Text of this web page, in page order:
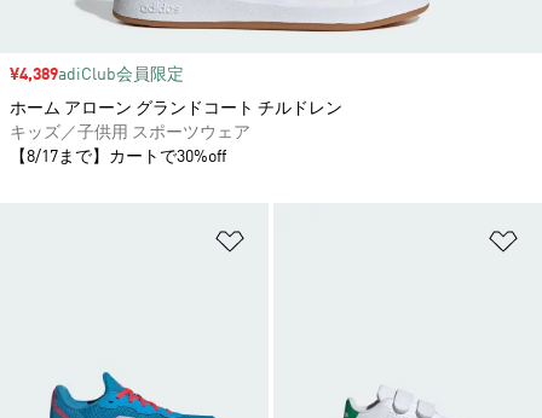
セール価格
¥4,389adiClub会員限定
ホーム アローン グランドコート チルドレン
キッズ／子供用 スポーツウェア
【8/17まで】カートで30%off